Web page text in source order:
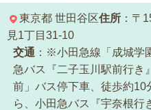
東京都 世田谷区住所 ：〒
見1丁目31-10
交通 ：※小田急線「成城学
急バス『二子玉川駅前行き
前」バス停下車、徒歩約10
ら、小田急バス『宇奈根行